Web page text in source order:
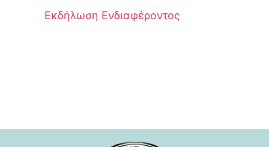
Εκδήλωση Ενδιαφέροντος